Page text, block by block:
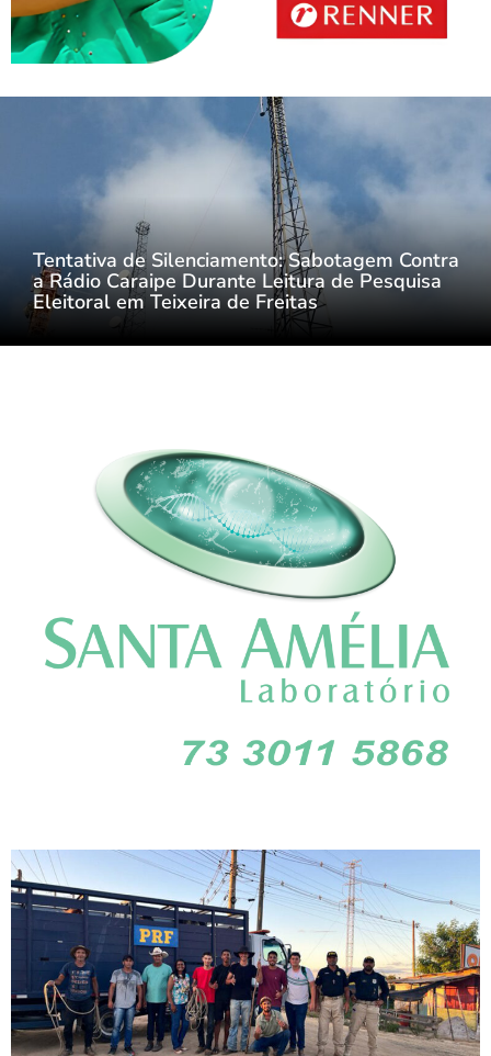
Tentativa de Silenciamento: Sabotagem Contra
a Rádio Caraipe Durante Leitura de Pesquisa
Eleitoral em Teixeira de Freitas